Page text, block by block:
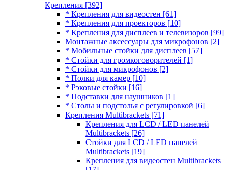
Крепления [392]
* Крепления для видеостен [61]
* Крепления для проекторов [10]
* Крепления для дисплеев и телевизоров [99]
Монтажные аксессуары для микрофонов [2]
* Мобильные стойки для дисплеев [57]
* Стойки для громкоговорителей [1]
* Стойки для микрофонов [2]
* Полки для камер [10]
* Рэковые стойки [16]
* Подставки для наушников [1]
* Столы и подстолья с регулировкой [6]
Крепления Multibrackets [71]
Крепления для LCD / LED панелей
Multibrackets [26]
Стойки для LCD / LED панелей
Multibrackets [19]
Крепления для видеостен Multibrackets